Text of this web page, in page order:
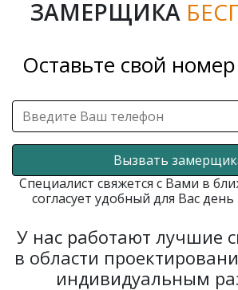
ЗАМЕРЩИКА
Оставьте свой
Вызвать
Специалист свяжется с Вами в
согласует удобный для Вас день
У нас работают лучшие
в области
индивидуальным